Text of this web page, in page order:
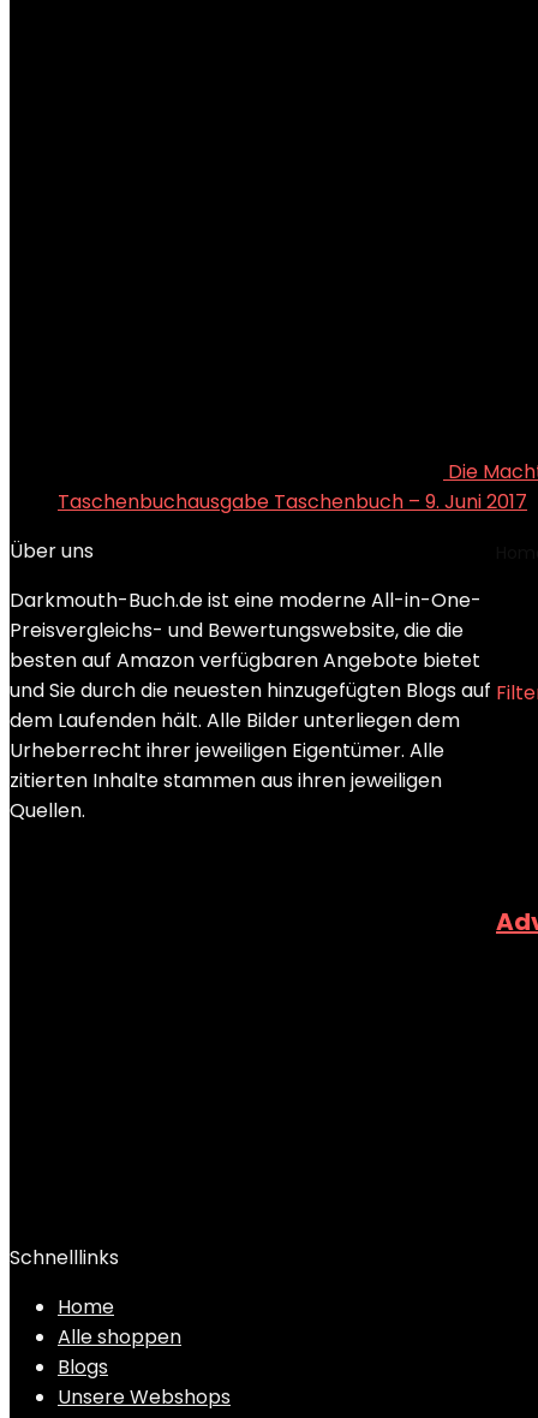
Die
Taschenbuchausgabe Taschenbuch – 9. Juni 2017
Über uns
Darkmouth-Buch.de ist eine moderne All-in-One-
Preisvergleichs- und Bewertungswebsite, die die
besten auf Amazon verfügbaren Angebote bietet
und Sie durch die neuesten hinzugefügten Blogs auf
dem Laufenden hält. Alle Bilder unterliegen dem
Urheberrecht ihrer jeweiligen Eigentümer. Alle
zitierten Inhalte stammen aus ihren jeweiligen
Quellen.
Schnelllinks
Home
Alle shoppen
Blogs
Unsere Webshops